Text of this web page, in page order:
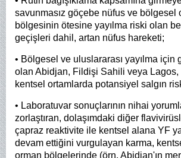
savunmasız göçebe nüfus ve bölgesel
bölgesinin ötesine yayılma riski olan
geçişleri dahil, artan nüfus hareketi;
• Bölgesel ve uluslararası yayılma için
olan Abidjan, Fildişi Sahili veya
kentsel ortamlarda potansiyel salgın
• Laboratuvar sonuçlarının nihai
zorlaştıran, dolaşımdaki diğer
çapraz reaktivite ile kentsel alana YF
devam ettiğini vurgulayan karma,
orman bölgelerinde (örn. Abidjan'ın